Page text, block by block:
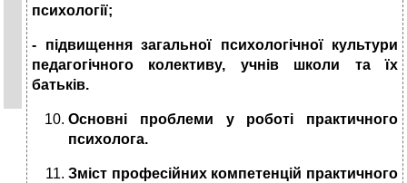
психології;
- підвищення загальної психологічної культури
педагогічного колективу, учнів школи та їх
батьків.
Основні проблеми у роботі практичного
психолога.
Зміст професійних компетенцій практичного